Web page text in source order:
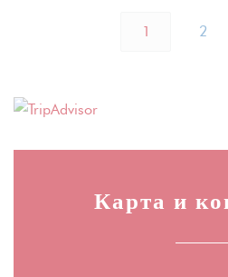
1 2
Карта и